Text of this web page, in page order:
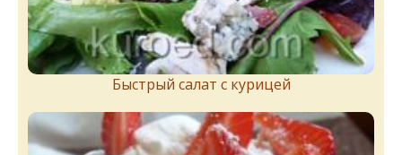
Быстрый салат с курицей